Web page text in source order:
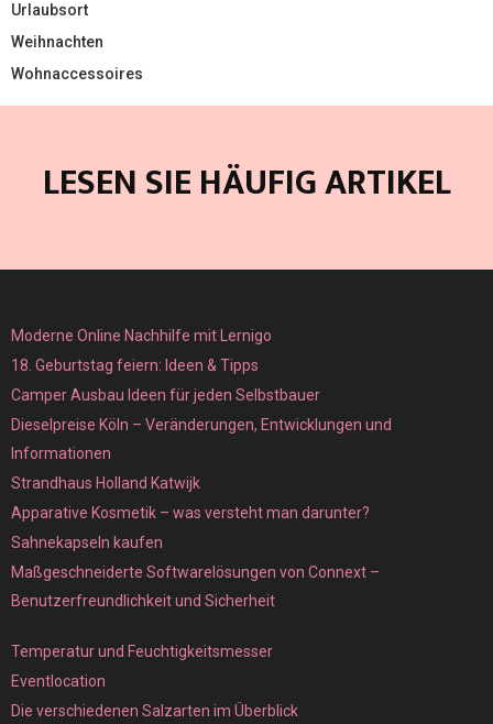
Urlaubsort
Weihnachten
Wohnaccessoires
LESEN SIE HÄUFIG ARTIKEL
Moderne Online Nachhilfe mit Lernigo
18. Geburtstag feiern: Ideen & Tipps
Camper Ausbau Ideen für jeden Selbstbauer
Dieselpreise Köln – Veränderungen, Entwicklungen und
Informationen
Strandhaus Holland Katwijk
Apparative Kosmetik – was versteht man darunter?
Sahnekapseln kaufen
Maßgeschneiderte Softwarelösungen von Connext –
Benutzerfreundlichkeit und Sicherheit
Temperatur und Feuchtigkeitsmesser
Eventlocation
Die verschiedenen Salzarten im Überblick